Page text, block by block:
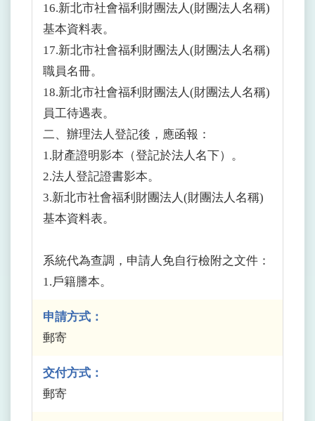
16.新北市社會福利財團法人(財團法人名稱)
基本資料表。
17.新北市社會福利財團法人(財團法人名稱)
職員名冊。
18.新北市社會福利財團法人(財團法人名稱)
員工待遇表。
二、辦理法人登記後，應函報：
1.財產證明影本（登記於法人名下）。
2.法人登記證書影本。
3.新北市社會福利財團法人(財團法人名稱)
基本資料表。
系統代為查調，申請人免自行檢附之文件：
1.戶籍謄本。
申請方式：
郵寄
交付方式：
郵寄